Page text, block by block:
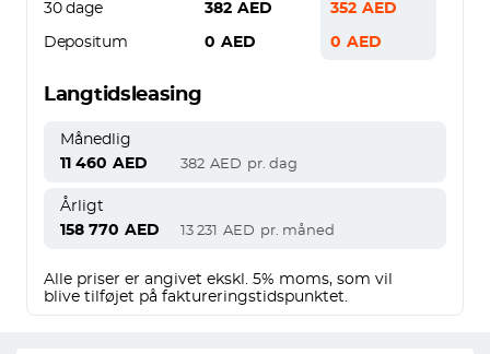
30 dage 382 AED 352 AED
Depositum 0 AED 0 AED
Langtidsleasing
Månedlig
11 460 AED 382 AED pr. dag
Årligt
158 770 AED 13 231 AED pr. måned
Alle priser er angivet ekskl. 5% moms, som vil
blive tilføjet på faktureringstidspunktet.